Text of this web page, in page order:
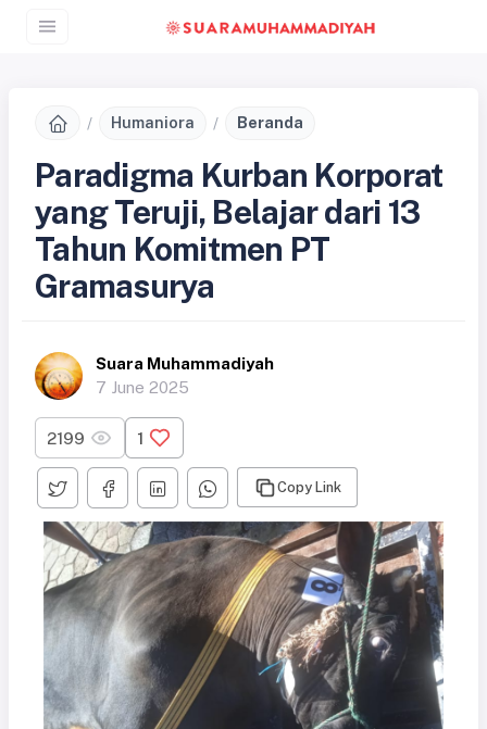
Humaniora Beranda
Paradigma Kurban Korporat
yang Teruji, Belajar dari 13
Tahun Komitmen PT
Gramasurya
Suara Muhammadiyah
7 June 2025
2199 1
Copy Link